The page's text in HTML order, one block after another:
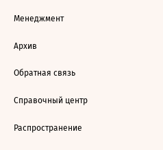
Менеджмент
Архив
Обратная связь
Справочный центр
Распространение